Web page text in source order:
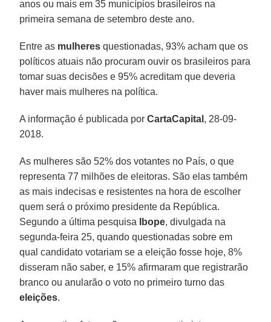
anos ou mais em 35 municípios brasileiros na
primeira semana de setembro deste ano.
Entre as mulheres questionadas, 93% acham que os
políticos atuais não procuram ouvir os brasileiros para
tomar suas decisões e 95% acreditam que deveria
haver mais mulheres na política.
A informação é publicada porCartaCapital , 28-09-
2018.
As mulheres são 52% dos votantes no País, o que
representa 77 milhões de eleitoras. São elas também
as mais indecisas e resistentes na hora de escolher
quem será o próximo presidente da República.
Segundo a última pesquisa
Ibope, divulgada na
segunda-feira 25, quando questionadas sobre em
qual candidato votariam se a eleição fosse hoje, 8%
disseram não saber, e 15% afirmaram que registrarão
branco ou anularão o voto no primeiro turno das
eleições.